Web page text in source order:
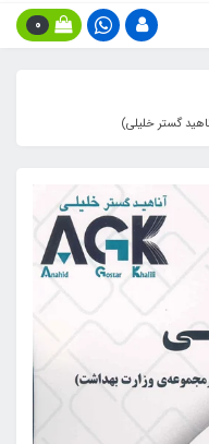
0
گستر خلیلی)